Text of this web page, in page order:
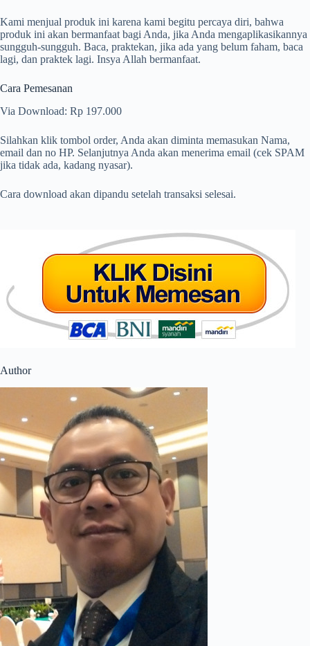
Kami menjual produk ini karena kami begitu percaya diri, bahwa
produk ini akan bermanfaat bagi Anda, jika Anda mengaplikasikannya
sungguh-sungguh. Baca, praktekan, jika ada yang belum faham, baca
lagi, dan praktek lagi. Insya Allah bermanfaat.
Cara Pemesanan
Via Download: Rp 197.000
Silahkan klik tombol order, Anda akan diminta memasukan Nama,
email dan no HP. Selanjutnya Anda akan menerima email (cek SPAM
jika tidak ada, kadang nyasar).
Cara download akan dipandu setelah transaksi selesai.
Author